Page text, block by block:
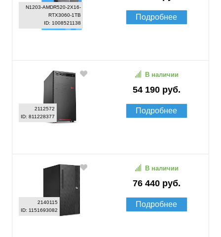
N1203-AMDR520-2X16-
RTX3060-1TB
ID: 1008521138
Подробнее
2112572
ID: 811228377
54 190 руб.
В наличии
Подробнее
2140115
ID: 1151693082
76 440 руб.
В наличии
Подробнее